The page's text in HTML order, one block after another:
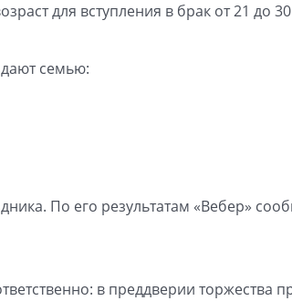
для вступления в брак от 21 до 30
семью:
По его результатам «Вебер»
в преддверии торжества